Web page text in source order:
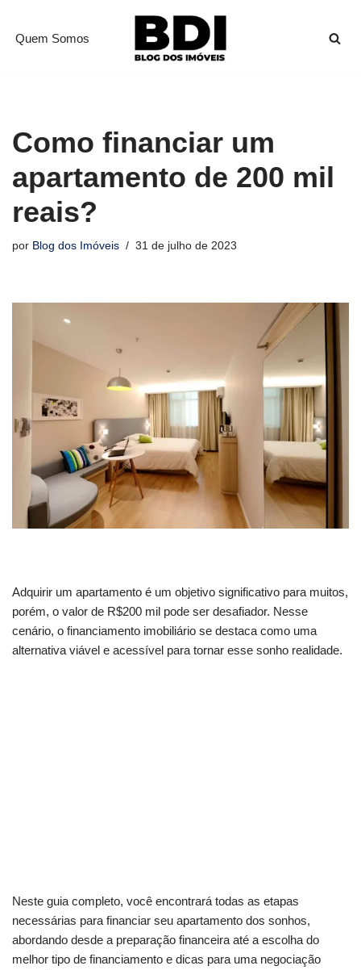
Pular
Quem Somos
Como financiar um
apartamento de 200 mil
reais?
por Blog dos Imóveis 31 de julho de 2023
Adquirir um apartamento é um objetivo significativo para muitos,
porém, o valor de R$200 mil pode ser desafiador. Nesse
cenário, o financiamento imobiliário se destaca como uma
alternativa viável e acessível para tornar esse sonho realidade.
Neste guia completo, você encontrará todas as etapas
necessárias para financiar seu apartamento dos sonhos,
abordando desde a preparação financeira até a escolha do
melhor tipo de financiamento e dicas para uma negociação